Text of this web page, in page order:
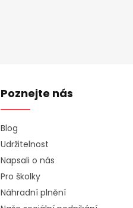
Poznejte nás
Blog
Udržitelnost
Napsali o nás
Pro školky
Náhradní plnění